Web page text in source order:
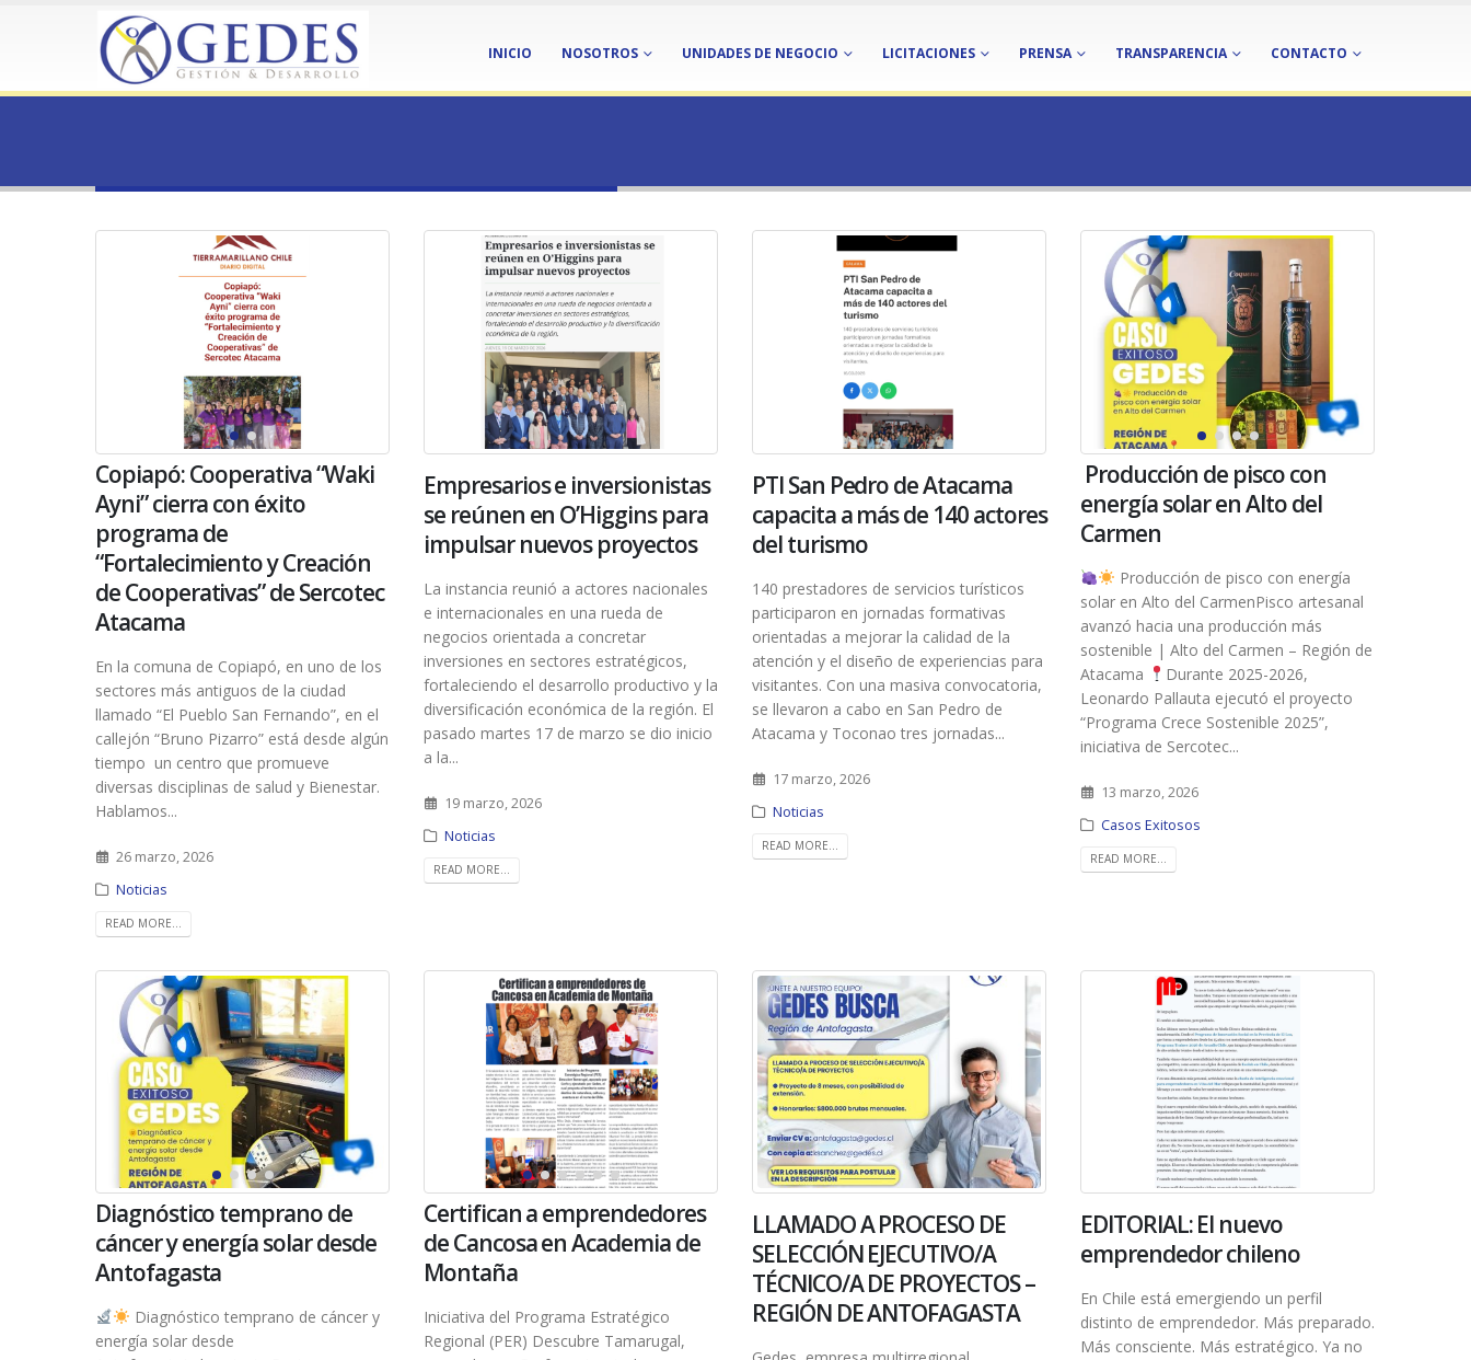
INICIO NOSOTROS UNIDADES DE NEGOCIO LICITACIONES PRENSA TRANSPARENCIA CONTACTO
Copiapó: Cooperativa “Waki
Ayni” cierra con éxito
programa de
“Fortalecimiento y Creación
de Cooperativas” de Sercotec
Atacama
En la comuna de Copiapó, en uno de los
sectores más antiguos de la ciudad
llamado “El Pueblo San Fernando”, en el
callejón “Bruno Pizarro” está desde algún
tiempo un centro que promueve
diversas disciplinas de salud y Bienestar.
Hablamos...
26 marzo, 2026
Noticias
READ MORE...
Empresarios e inversionistas
se reúnen en O’Higgins para
impulsar nuevos proyectos
La instancia reunió a actores nacionales
e internacionales en una rueda de
negocios orientada a concretar
inversiones en sectores estratégicos,
fortaleciendo el desarrollo productivo y la
diversificación económica de la región. El
pasado martes 17 de marzo se dio inicio
a la...
19 marzo, 2026
Noticias
READ MORE...
PTI San Pedro de Atacama
capacita a más de 140 actores
del turismo
140 prestadores de servicios turísticos
participaron en jornadas formativas
orientadas a mejorar la calidad de la
atención y el diseño de experiencias para
visitantes. Con una masiva convocatoria,
se llevaron a cabo en San Pedro de
Atacama y Toconao tres jornadas...
17 marzo, 2026
Noticias
READ MORE...
Producción de pisco con
energía solar en Alto del
Carmen
Producción de pisco con energía
solar en Alto del CarmenPisco artesanal
avanzó hacia una producción más
sostenible | Alto del Carmen – Región de
Atacama
Durante 2025-2026,
Leonardo Pallauta ejecutó el proyecto
“Programa Crece Sostenible 2025”,
iniciativa de Sercotec...
13 marzo, 2026
Casos Exitosos
READ MORE...
Diagnóstico temprano de
cáncer y energía solar desde
Antofagasta
Diagnóstico temprano de cáncer y
energía solar desde
Certifican a emprendedores
de Cancosa en Academia de
Montaña
Iniciativa del Programa Estratégico
Regional (PER) Descubre Tamarugal,
LLAMADO A PROCESO DE
SELECCIÓN EJECUTIVO/A
TÉCNICO/A DE PROYECTOS –
REGIÓN DE ANTOFAGASTA
EDITORIAL: El nuevo
emprendedor chileno
En Chile está emergiendo un perfil
distinto de emprendedor. Más preparado.
Más consciente. Más estratégico. Ya no